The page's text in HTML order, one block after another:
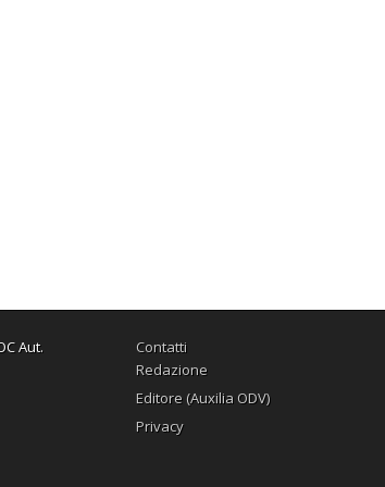
Aut.
Contatti
Redazione
Editore (Auxilia ODV)
Privacy